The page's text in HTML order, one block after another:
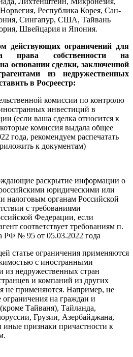
Республика Корея, Сан-
Сингапур, США, Тайвань
Швейцария и Япония.
действующих ограничений для
права собственности на
основании сделки, заключенной
из недружественных
в Росреестр:
комиссии по контролю
инвестиций в
(если ваша сделка относится к
комиссия выдала общее
года, рекомендуем распечатать
к документам)
раскрытие информации о
юридическими или
налоговым органам Российской
с требованиями
Федерации, если
соответствует требованиям п.
РФ № 95 от 05.03.2022 года
статье ограничения применяются
с иностранными
недружественных стран
и компаний из других
не применяются. Например, не
на граждан и
Тайваня), Тайланда,
Грузии, Азербайджана,
признаки причастности к